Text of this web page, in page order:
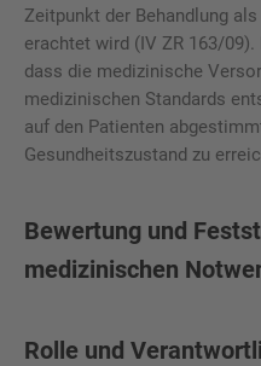
Zeitpunkt der Behandlung
erachtet wird (IV ZR 163/
dass die medizinische
medizinischen Standards
auf den Patienten
Gesundheitszustand zu
Bewertung und
medizinischen
Rolle und